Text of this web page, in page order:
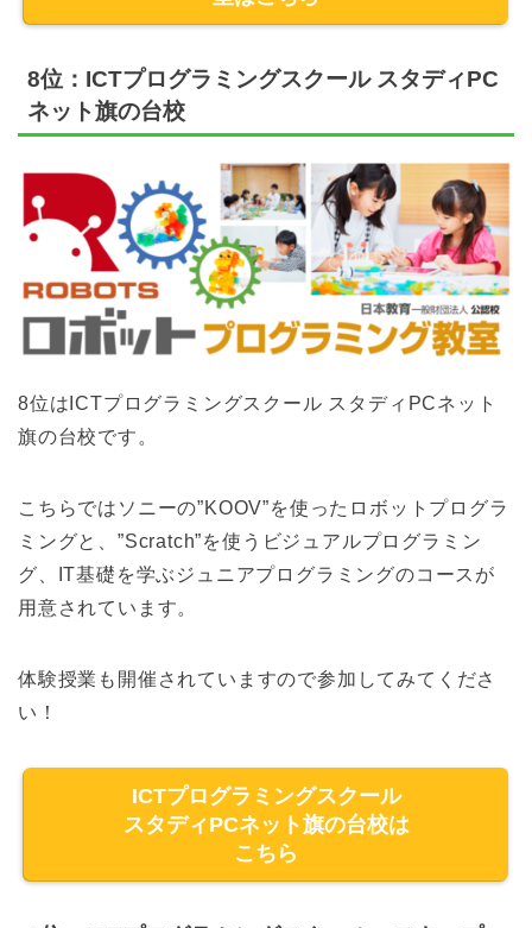
8位：ICTプログラミングスクール スタディPC
ネット旗の台校
8位はICTプログラミングスクール スタディPCネット
旗の台校です。
こちらではソニーの”KOOV”を使ったロボットプログラ
ミングと、”Scratch”を使うビジュアルプログラミン
グ、IT基礎を学ぶジュニアプログラミングのコースが
用意されています。
体験授業も開催されていますので参加してみてくださ
い！
ICTプログラミングスクール
スタディPCネット旗の台校は
こちら